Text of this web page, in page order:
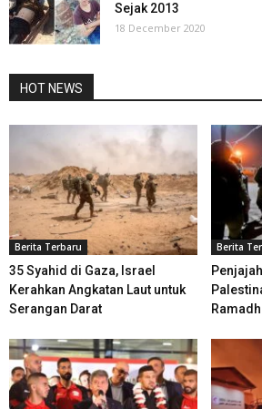
Sejak 2013
18 December 2020
HOT NEWS
Berita Terbaru
35 Syahid di Gaza, Israel
Kerahkan Angkatan Laut untuk
Serangan Darat
Berita